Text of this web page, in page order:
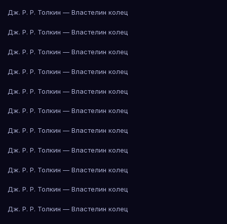
Дж. Р. Р. Толкин — Властелин колец
Дж. Р. Р. Толкин — Властелин колец
Дж. Р. Р. Толкин — Властелин колец
Дж. Р. Р. Толкин — Властелин колец
Дж. Р. Р. Толкин — Властелин колец
Дж. Р. Р. Толкин — Властелин колец
Дж. Р. Р. Толкин — Властелин колец
Дж. Р. Р. Толкин — Властелин колец
Дж. Р. Р. Толкин — Властелин колец
Дж. Р. Р. Толкин — Властелин колец
Дж. Р. Р. Толкин — Властелин колец